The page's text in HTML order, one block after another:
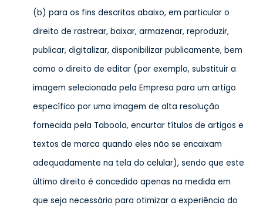
(b) para os fins descritos abaixo, em particular o
direito de rastrear, baixar, armazenar, reproduzir,
publicar, digitalizar, disponibilizar publicamente, bem
como o direito de editar (por exemplo, substituir a
imagem selecionada pela Empresa para um artigo
específico por uma imagem de alta resolução
fornecida pela Taboola, encurtar títulos de artigos e
textos de marca quando eles não se encaixam
adequadamente na tela do celular), sendo que este
último direito é concedido apenas na medida em
que seja necessário para otimizar a experiência do